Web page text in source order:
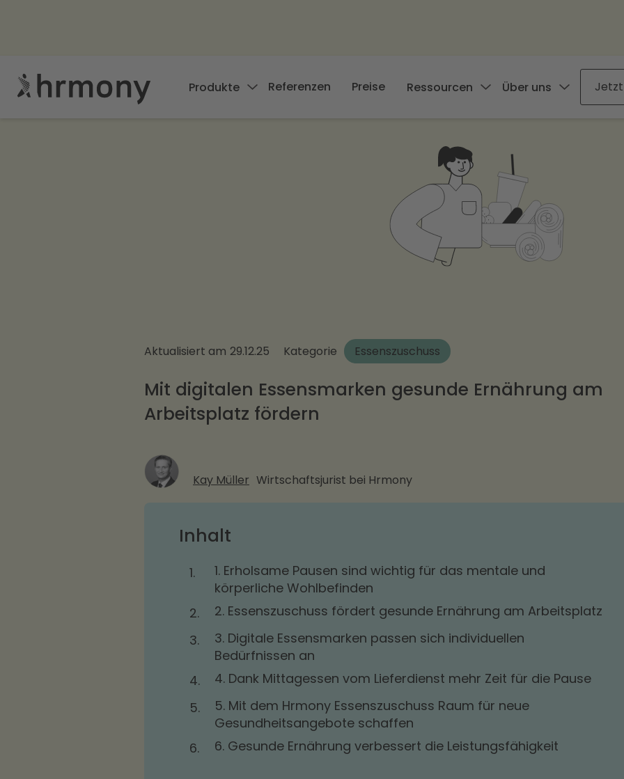
Produkte Referenzen Preise Ressourcen Über uns
Aktualisiert am 29.12.25 Kategorie Essenszuschuss
Mit digitalen Essensmarken gesunde Ernährung am
Arbeitsplatz fördern
Kay Müller Wirtschaftsjurist bei Hrmony
Inhalt
1.
1. Erholsame Pausen sind wichtig für das mentale und
körperliche Wohlbefinden
2.
2. Essenszuschuss fördert gesunde Ernährung am Arbeitsplatz
3.
3. Digitale Essensmarken passen sich individuellen
Bedürfnissen an
4.
4. Dank Mittagessen vom Lieferdienst mehr Zeit für die Pause
5.
5. Mit dem Hrmony Essenszuschuss Raum für neue
Gesundheitsangebote schaffen
6.
6. Gesunde Ernährung verbessert die Leistungsfähigkeit